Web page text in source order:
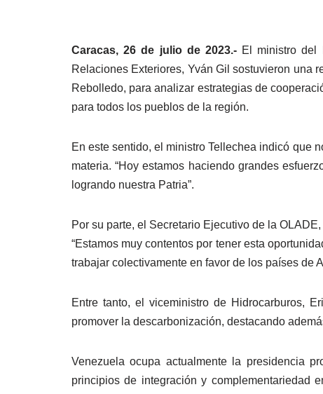
Caracas, 26 de julio de 2023.-El ministro del
Relaciones Exteriores, Yván Gil sostuvieron una
Rebolledo, para analizar estrategias de
para todos los pueblos de la región.
En este sentido, el ministro Tellechea indicó que
materia. “Hoy estamos haciendo grandes
logrando nuestra Patria”.
Por su parte, el Secretario Ejecutivo de la
“Estamos muy contentos por tener esta
trabajar colectivamente en favor de los países de
Entre tanto, el viceministro de Hidrocarburos,
promover la descarbonización, destacando
Venezuela ocupa actualmente la presidencia
principios de integración y complementariedad